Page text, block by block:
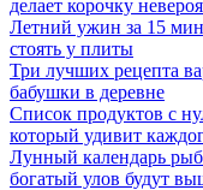
делает корочку
Летний ужин за 15
стоять у плиты
Три лучших рецепта
бабушки в деревне
Список продуктов с
который удивит
Лунный календарь
богатый улов будут